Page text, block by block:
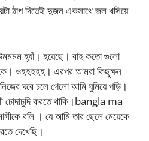
দিতেই দুজন একসাথে জল খসিয়ে
হ্যাঁ। হয়েছে। বাহ কতো গুলো
ওহহহহহ। এরপর আমরা কিছুক্ষন
ঘরে চলে গেলো আমি ঘুমিয়ে পড়ি।
চোদাচুদি করতে থাকি।bangla ma
বলি । যে আমি তার ছেলে মেয়েকে
দেখেছি।